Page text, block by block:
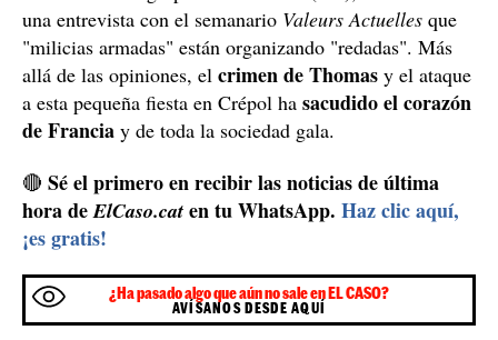
una entrevista con el semanario Valeurs Actuelles que
"milicias armadas" están organizando "redadas". Más
allá de las opiniones, el crimen deThomas y el ataque
a esta pequeña fiesta en Crépol ha sacudido el corazón
de Francia y de toda la sociedad gala.
🔴 Sé el primero en recibir las noticias de última
hora deElCaso.cat en tu WhatsApp. Haz clic aquí,
¡es gratis!
¿Ha pasado algo que aún no sale en EL CASO?
AVÍSANOS DESDE AQUÍ